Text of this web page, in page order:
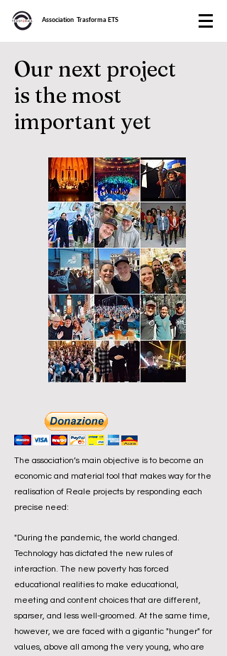
Association Trasforma ETS
Our next project
is the most
important yet
The association’s main objective is to become an
economic and material tool that makes way for the
realisation of Reale projects by responding each
precise need:
"During the pandemic, the world changed.
Technology has dictated the new rules of
interaction. The new poverty has forced
educational realities to make educational,
meeting and content choices that are different,
sparser, and less well-groomed. At the same time,
however, we are faced with a gigantic "hunger" for
values, above all among the very young, who are